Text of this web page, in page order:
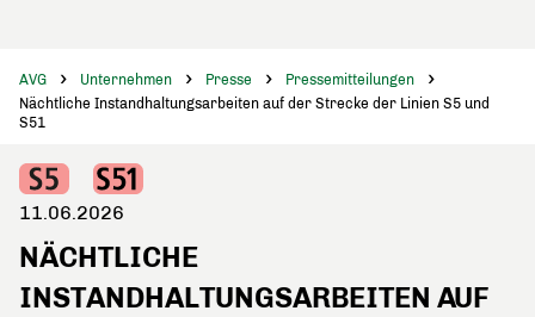
AVG Unternehmen Presse
Pressemitteilungen
Nächtliche Instandhaltungsarbeiten auf der Strecke der Linien S5 und
S51
11.06.2026
NÄCHTLICHE
INSTANDHALTUNGSARBEITEN AUF